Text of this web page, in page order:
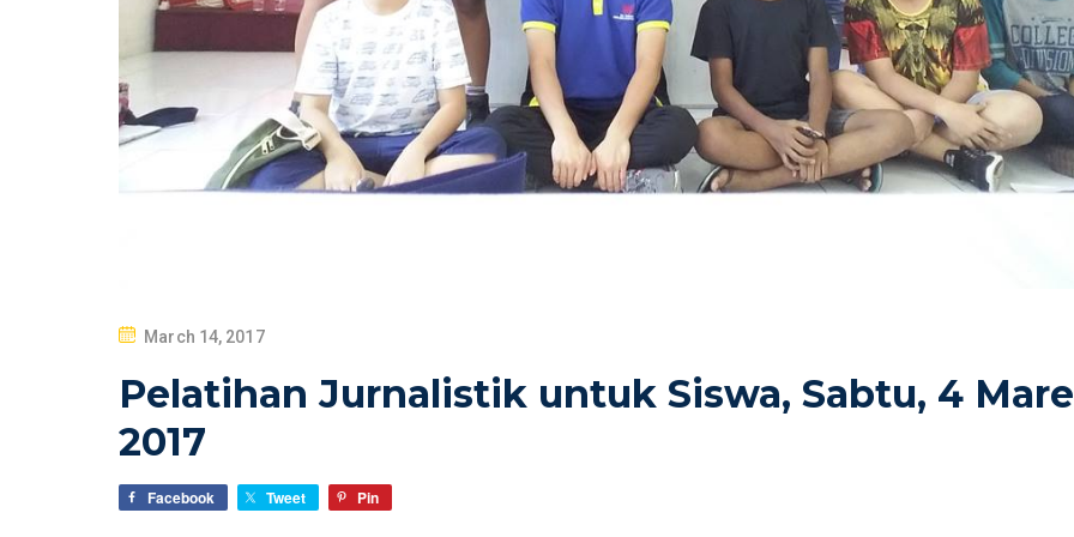
P
S
E
D
March 14, 2017
Pelatihan Jurnalistik untuk Siswa, Sabtu, 4
2017
Facebook Tweet Pin